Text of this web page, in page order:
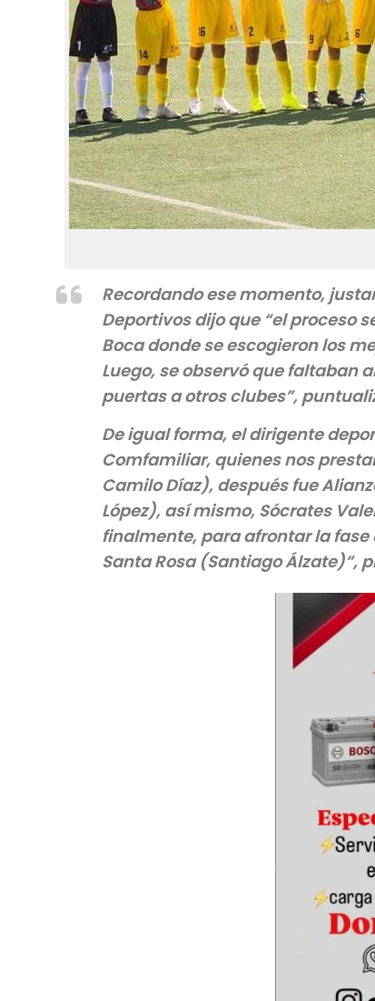
Recordando ese momento,
Deportivos dijo que “el proceso
Boca donde se escogieron los
Luego, se observó que faltaban
puertas a otros clubes”,
De igual forma, el dirigente
Comfamiliar, quienes nos
Camilo Díaz), después fue
López), así mismo, Sócrates
finalmente, para afrontar la fase
Santa Rosa (Santiago Álzate)”,